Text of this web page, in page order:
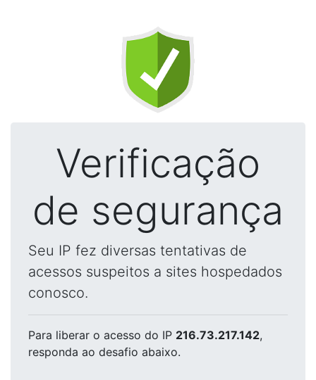
Verificação
de segurança
Seu IP fez diversas tentativas de
acessos suspeitos a sites hospedados
conosco.
Para liberar o acesso do IP 216.73.217.142,
responda ao desafio abaixo.